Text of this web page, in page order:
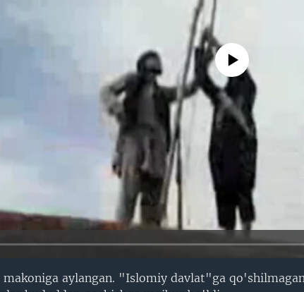
No media source currently
aylangan. "Islomiy davlat"ga